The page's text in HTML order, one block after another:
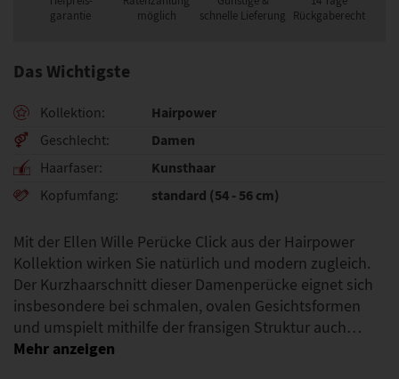
garantie
möglich
schnelle Lieferung
Rückgaberecht
Das Wichtigste
Kollektion Hairpower
Geschlecht Damen
Haarfaser Kunsthaar
Kopfumfang standard (54 - 56 cm)
Mit der Ellen Wille Perücke Click aus der Hairpower
Kollektion wirken Sie natürlich und modern zugleich.
Der Kurzhaarschnitt dieser Damenperücke eignet sich
insbesondere bei schmalen, ovalen Gesichtsformen
und umspielt mithilfe der fransigen Struktur auch…